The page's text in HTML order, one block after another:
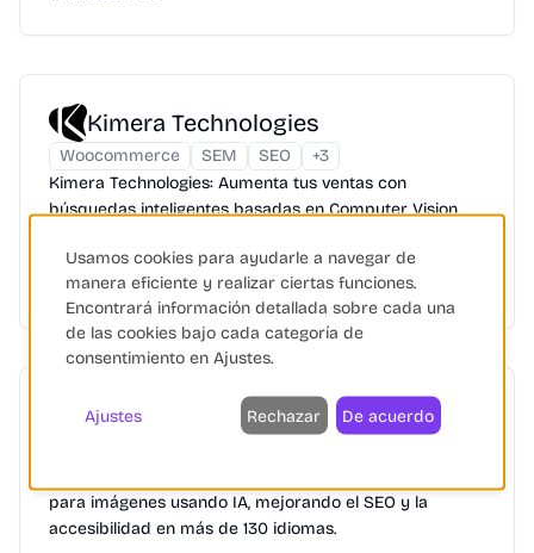
Kimera Technologies
Woocommerce SEM SEO +3
Kimera Technologies: Aumenta tus ventas con
búsquedas inteligentes basadas en Computer Vision,
SEO eCommerce Shopify WooCommerce
AltText.ai
para imágenes usando IA, mejorando el SEO y la
accesibilidad en más de 130 idiomas.
Usamos cookies para ayudarle a navegar de
manera eficiente y realizar ciertas funciones.
Encontrará información detallada sobre cada una
de las cookies bajo cada categoría de
consentimiento en Ajustes.
Ajustes Rechazar De acuerdo